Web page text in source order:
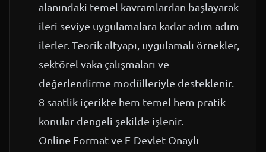
alanındaki temel kavramlardan başlayarak
ileri seviye uygulamalara kadar adım adım
ilerler. Teorik altyapı, uygulamalı örnekler,
sektörel vaka çalışmaları ve
değerlendirme modülleriyle desteklenir.
8 saatlik içerikte hem temel hem pratik
konular dengeli şekilde işlenir.
Online Format ve E-Devlet Onaylı